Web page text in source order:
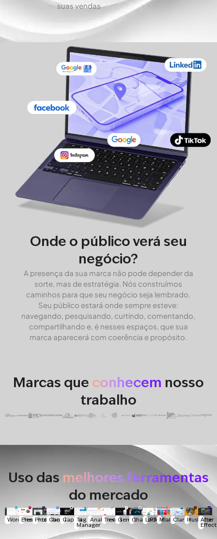
suas vendas
Onde o público verá seu
negócio?
A presença da sua marca não pode depender da
sorte, mas de estratégia. Nós construímos
caminhos para que seu negócio seja lembrado.
Seu público estará onde sempre esteve:
navegando, pesquisando, curtindo, comentando,
compartilhando e, é nesses espaços, que sua
marca aparecerá com coerência e propósito.
Marcas que conhecem nosso
trabalho
Uso das melhores ferramentas
do mercado
WordPressElementorPhotoshop
CanvaCapcut
Tag
Manager
Analytics
TrendsGeminiChatGPT
LookerMlabsClarityIllustrator
After